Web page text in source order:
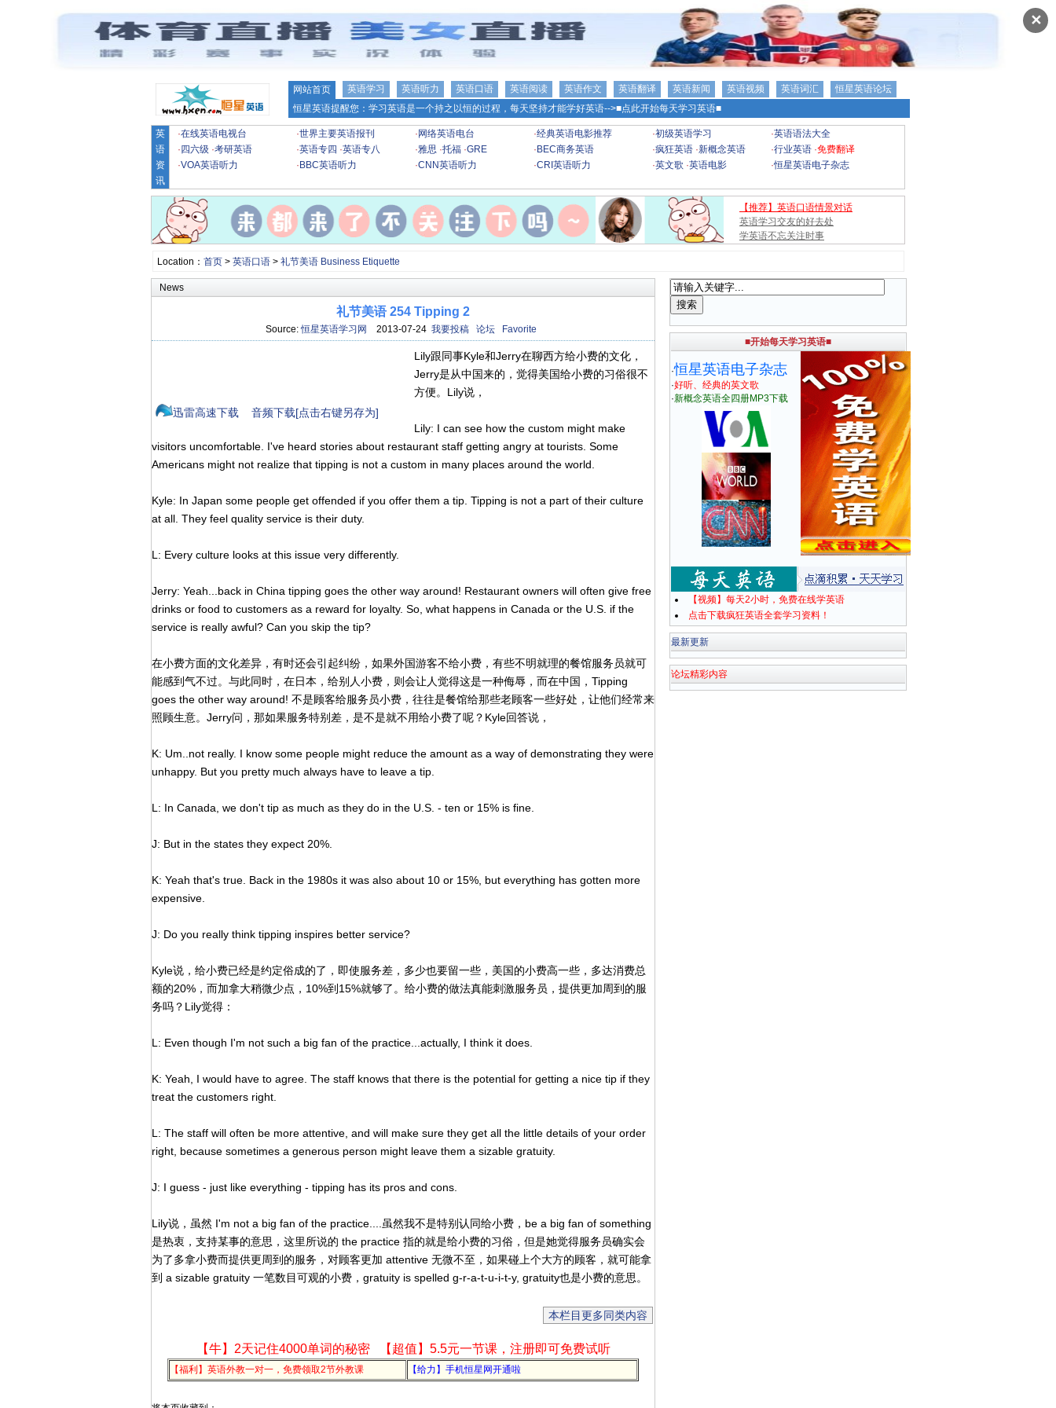
✕
网站首页 英语学习 英语听力 英语口语 英语阅读 英语作文 英语翻译 英语新闻 英语视频 英语词汇
恒星英语论坛
恒星英语提醒您：学习英语是一个持之以恒的过程，每天坚持才能学好英语-->■点此开始每天学习英语■
英
语
资
讯
·在线英语电视台 ·世界主要英语报刊 · 网络英语电台 ·经典英语电影推荐 ·初级英语学习 ·英语语法大全
· 四六级 ·考研英语 ·英语专四 ·英语专八 ·雅思 ·托福 ·GRE · BEC商务英语 ·疯狂英语 ·新概念英语 ·行业英语 ·免费翻译
·VOA英语听力 · BBC英语听力 ·CNN英语听力 ·CRI英语听力 ·英文歌 ·英语电影 ·恒星英语电子杂志
【推荐】英语口语情景对话
英语学习交友的好去处
学英语不忘关注时事
Location： 首页> 英语口语> 礼节美语 Business Etiquette
News
礼节美语 254 Tipping 2
Source:恒星英语学习网 2013-07-24 我要投稿 论坛 Favorite
迅雷高速下载 音频下载[点击右键另存为]
Lily跟同事Kyle和Jerry在聊西方给小费的文化，
Jerry是从中国来的，觉得美国给小费的习俗很不
方便。Lily说，
Lily: I can see how the custom might make
visitors uncomfortable. I've heard stories about restaurant staff getting angry at tourists. Some
Americans might not realize that tipping is not a custom in many places around the world.
Kyle: In Japan some people get offended if you offer them a tip. Tipping is not a part of their culture
at all. They feel quality service is their duty.
L: Every culture looks at this issue very differently.
Jerry: Yeah...back in China tipping goes the other way around! Restaurant owners will often give free
drinks or food to customers as a reward for loyalty. So, what happens in Canada or the U.S. if the
service is really awful? Can you skip the tip?
在小费方面的文化差异，有时还会引起纠纷，如果外国游客不给小费，有些不明就理的餐馆服务员就可
能感到气不过。与此同时，在日本，给别人小费，则会让人觉得这是一种侮辱，而在中国，Tipping
goes the other way around! 不是顾客给服务员小费，往往是餐馆给那些老顾客一些好处，让他们经常来
照顾生意。Jerry问，那如果服务特别差，是不是就不用给小费了呢？Kyle回答说，
K: Um..not really. I know some people might reduce the amount as a way of demonstrating they were
unhappy. But you pretty much always have to leave a tip.
L: In Canada, we don't tip as much as they do in the U.S. - ten or 15% is fine.
J: But in the states they expect 20%.
K: Yeah that's true. Back in the 1980s it was also about 10 or 15%, but everything has gotten more
expensive.
J: Do you really think tipping inspires better service?
Kyle说，给小费已经是约定俗成的了，即使服务差，多少也要留一些，美国的小费高一些，多达消费总
额的20%，而加拿大稍微少点，10%到15%就够了。给小费的做法真能刺激服务员，提供更加周到的服
务吗？Lily觉得：
L: Even though I'm not such a big fan of the practice...actually, I think it does.
K: Yeah, I would have to agree. The staff knows that there is the potential for getting a nice tip if they
treat the customers right.
L: The staff will often be more attentive, and will make sure they get all the little details of your order
right, because sometimes a generous person might leave them a sizable gratuity.
J: I guess - just like everything - tipping has its pros and cons.
Lily说，虽然 I'm not a big fan of the practice....虽然我不是特别认同给小费，be a big fan of something
是热衷，支持某事的意思，这里所说的 the practice 指的就是给小费的习俗，但是她觉得服务员确实会
为了多拿小费而提供更周到的服务，对顾客更加 attentive 无微不至，如果碰上个大方的顾客，就可能拿
到 a sizable gratuity 一笔数目可观的小费，gratuity is spelled g-r-a-t-u-i-t-y, gratuity也是小费的意思。
本栏目更多同类内容
【牛】2天记住4000单词的秘密 【超值】5.5元一节课，注册即可免费试听
【福利】英语外教一对一，免费领取2节外教课 【给力】手机恒星网开通啦
■开始每天学习英语■
·恒星英语电子杂志
·好听、经典的英文歌
·新概念英语全四册MP3下载
【视频】每天2小时，免费在线学英语
点击下载疯狂英语全套学习资料！
最新更新
论坛精彩内容